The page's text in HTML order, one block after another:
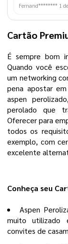
Fernand******** 1
Cartão
É sempre bom
Quando você
um networking
pena apostar
aspen
perolado que
Oferecer para
todos os
exemplo, com
excelente
Conheça seu
Aspen
muito utilizado
convites de